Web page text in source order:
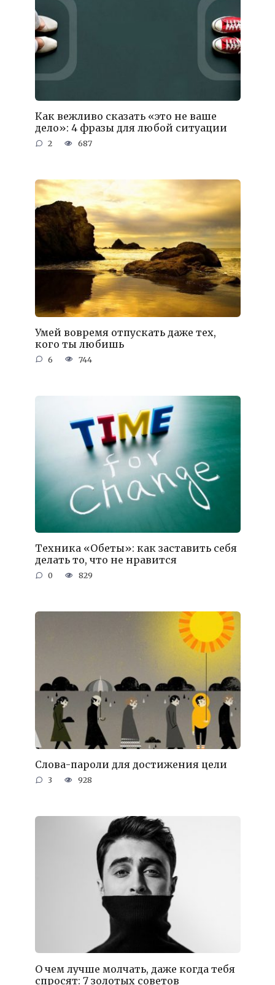
Как вежливо сказать «это не ваше
дело»: 4 фразы для любой ситуации
2 687
Умей вовремя отпускать даже тех,
кого ты любишь
6 744
Техника «Обеты»: как заставить себя
делать то, что не нравится
0 829
Слова-пароли для достижения цели
3 928
О чем лучше молчать, даже когда тебя
спросят: 7 золотых советов